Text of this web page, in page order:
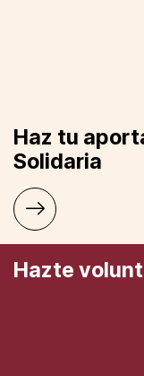
Haz tu
Solidaria
Hazte